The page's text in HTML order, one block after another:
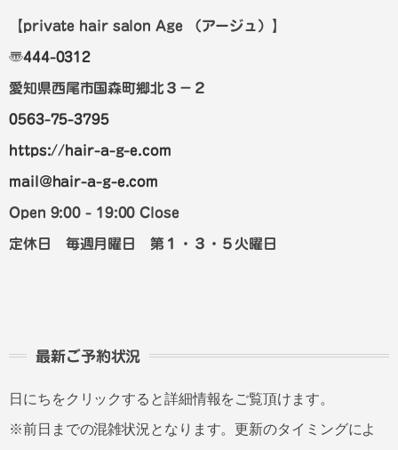
【private hair salon Age （アージュ） 】
〠444-0312
愛知県西尾市国森町郷北３－２
0563-75-3795
https://hair-a-g-e.com
mail@hair-a-g-e.com
Open 9:00 - 19:00 Close
定休日 毎週月曜日 第１・３・５火曜日
最新ご予約状況
日にちをクリックすると詳細情報をご覧頂けます。
※前日までの混雑状況となります。更新のタイミングによ